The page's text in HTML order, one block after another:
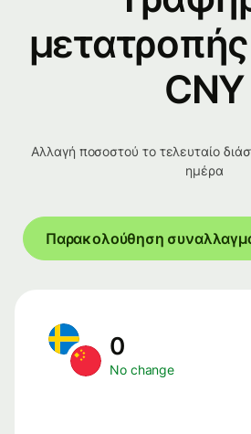
CNY
Αλλαγή ποσοστού το τελευταίο
ημέρα
Παρακολούθηση
0
No change